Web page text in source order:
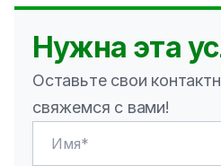
Нужна эта
Оставьте свои
свяжемся с вами!